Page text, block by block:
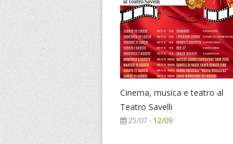
Cinema, musica e teatro al
Teatro Savelli
25/07 - 12/09